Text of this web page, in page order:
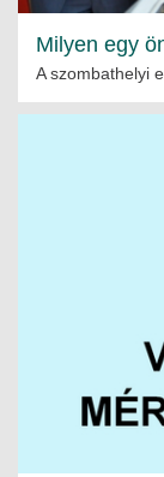
Milyen egy
A szombathelyi